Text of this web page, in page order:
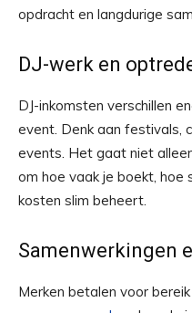
opdracht en langdurige
DJ-werk en
DJ-inkomsten verschillen
event. Denk aan festivals,
events. Het gaat niet
om hoe vaak je boekt, hoe
kosten slim beheert.
Samenwerkingen
Merken betalen voor